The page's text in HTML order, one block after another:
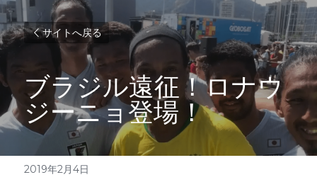
サイトへ戻る
ブラジル遠征！ロナウ
ジーニョ登場！
2019年2月4日